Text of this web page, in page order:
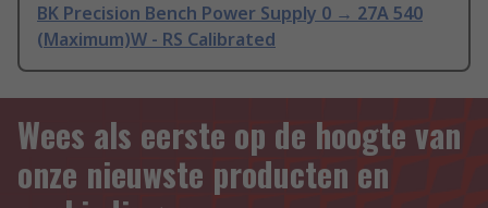
BK Precision Bench Power Supply 0 → 27A 540
(Maximum)W - RS Calibrated
Wees als eerste op de hoogte van
onze nieuwste producten en